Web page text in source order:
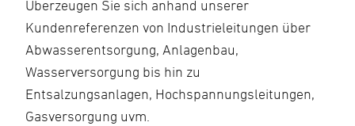
Überzeugen Sie sich anhand unserer
Kundenreferenzen von Industrieleitungen über
Abwasserentsorgung, Anlagenbau,
Wasserversorgung bis hin zu
Entsalzungsanlagen, Hochspannungsleitungen,
Gasversorgung uvm.